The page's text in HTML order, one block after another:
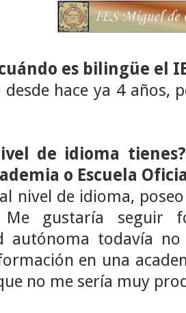
cuándo es bilingüe el
desde hace ya 4 años,
de idioma
o Escuela
nivel de idioma,
Me gustaría seguir
autónoma todavía
en una
no me sería muy